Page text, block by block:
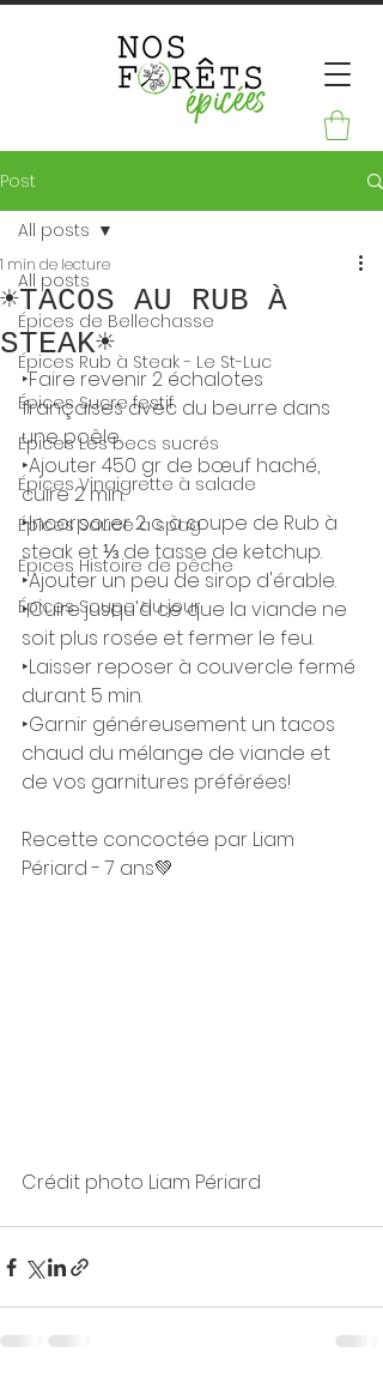
Post
All posts
Épices de Bellechasse
Épices Rub à Steak - Le St-Luc
Épices Sucre festif
Épices Les becs sucrés
Épices Vinaigrette à salade
Épices Sauce à spag
Épices Histoire de pêche
Épices Soupe du jour
All posts
☀TACOS AU RUB À
STEAK☀
1 min de lecture
‣Faire revenir 2 échalotes
françaises avec du beurre dans
une poêle.
‣Ajouter 450 gr de bœuf haché,
cuire 2 min.
‣Incorporer 2 c. à soupe de Rub à
steak et ⅓ de tasse de ketchup.
‣Ajouter un peu de sirop d'érable.
‣Cuire jusqu'à ce que la viande ne
soit plus rosée et fermer le feu.
‣Laisser reposer à couvercle fermé
durant 5 min.
‣Garnir généreusement un tacos
chaud du mélange de viande et
de vos garnitures préférées!
Recette concoctée par Liam
Périard - 7 ans💚
Crédit photo Liam Périard